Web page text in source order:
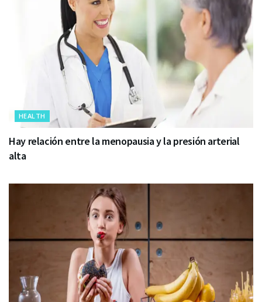
HEALTH
Hay relación entre la menopausia y la presión arterial
alta